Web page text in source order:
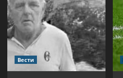
Вести